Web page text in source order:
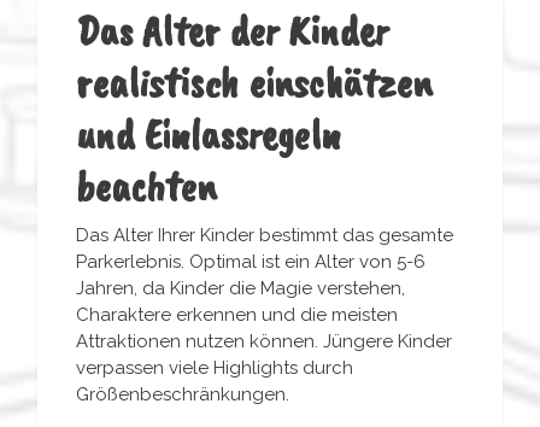
Das Alter der Kinder
realistisch einschätzen
und Einlassregeln
beachten
Das Alter Ihrer Kinder bestimmt das gesamte
Parkerlebnis. Optimal ist ein Alter von 5-6
Jahren, da Kinder die Magie verstehen,
Charaktere erkennen und die meisten
Attraktionen nutzen können. Jüngere Kinder
verpassen viele Highlights durch
Größenbeschränkungen.